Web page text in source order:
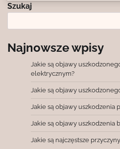
Szukaj
Najnowsze wpisy
Jakie są objawy
elektrycznym?
Jakie są objawy
Jakie są objawy uszkodzenia
Jakie są objawy uszkodzenia
Jakie są najczęstsze